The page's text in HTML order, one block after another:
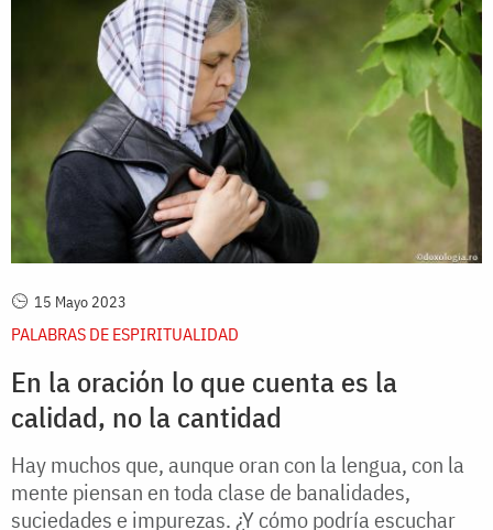
15 Mayo 2023
PALABRAS DE ESPIRITUALIDAD
En la oración lo que cuenta es la
calidad, no la cantidad
Hay muchos que, aunque oran con la lengua, con la
mente piensan en toda clase de banalidades,
suciedades e impurezas. ¿Y cómo podría escuchar